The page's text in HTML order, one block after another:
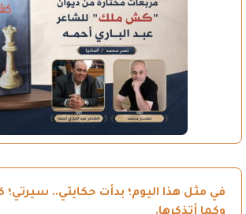
في مثل هذا اليوم؛ بدأت حكايتي.. سيرتي؛